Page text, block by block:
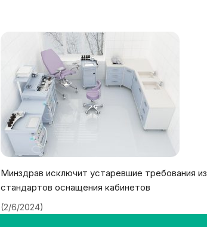
Минздрав исключит устаревшие требования из
стандартов оснащения кабинетов
(2/6/2024)